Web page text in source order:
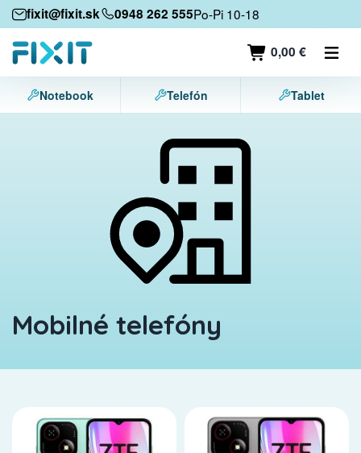
fixit@fixit.sk 0948 262 555Po-Pi 10-18
0,00 €
Mobilné zariadenia
Mobilné telefóny
Tablety
Notebook Telefón Tablet
Mobilné telefóny